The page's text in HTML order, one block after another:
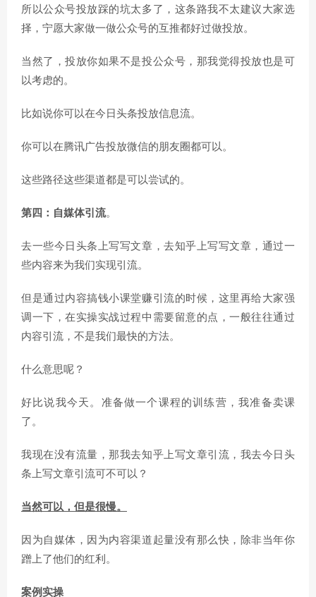
所以公众号投放踩的坑太多了，这条路我不太建议大家选
择，宁愿大家做一做公众号的互推都好过做投放。
当然了，投放你如果不是投公众号，那我觉得投放也是可
以考虑的。
比如说你可以在今日头条投放信息流。
你可以在腾讯广告投放微信的朋友圈都可以。
这些路径这些渠道都是可以尝试的。
第四：自媒体引流。
去一些今日头条上写写文章，去知乎上写写文章，通过一
些内容来为我们实现引流。
但是通过内容搞钱小课堂赚引流的时候，这里再给大家强
调一下，在实操实战过程中需要留意的点，一般往往通过
内容引流，不是我们最快的方法。
什么意思呢？
好比说我今天。准备做一个课程的训练营，我准备卖课
了。
我现在没有流量，那我去知乎上写文章引流，我去今日头
条上写文章引流可不可以？
当然可以，但是很慢。
因为自媒体，因为内容渠道起量没有那么快，除非当年你
蹭上了他们的红利。
案例实操